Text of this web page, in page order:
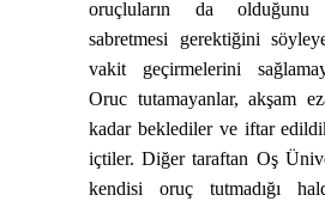
oruçluların da olduğunu
sabretmesi gerektiğini
vakit geçirmelerini
Oruc tutamayanlar, akşam
kadar beklediler ve iftar
içtiler. Diğer taraftan Oş
kendisi oruç tutmadığı